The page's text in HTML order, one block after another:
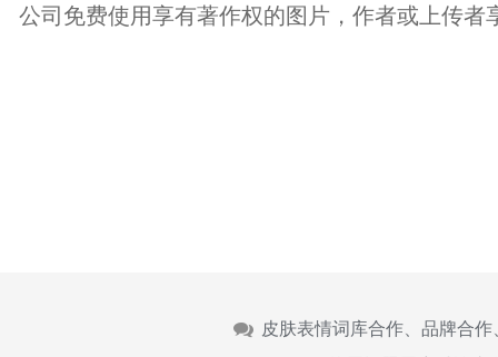
公司免费使用享有著作权的图片，作者或上传者
皮肤表情词库合作、品牌合